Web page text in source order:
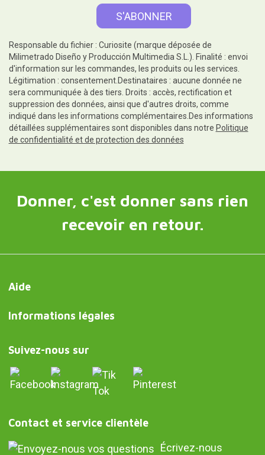
Responsable du fichier : Curiosite (marque déposée de
Milimetrado Diseño y Producción Multimedia S.L.). Finalité : envoi
d'information sur les commandes, les produits ou les services.
Légitimation : consentement.Destinataires : aucune donnée ne
sera communiquée à des tiers. Droits : accès, rectification et
suppression des données, ainsi que d'autres droits, comme
indiqué dans les informations complémentaires.Des informations
détaillées supplémentaires sont disponibles dans notre Politique
de confidentialité et de protection des données
Donner, c'est donner sans rien
recevoir en retour.
Aide
Informations légales
Suivez-nous sur
Contact et service clientèle
Écrivez-nous